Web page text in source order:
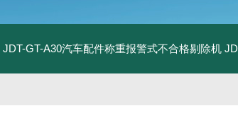
JDT-GT-A30汽车配件称重报警式不合格剔除机 JDT-GT-A8E儿童玩具包装合规检测秤漏装配件报警滚筒称